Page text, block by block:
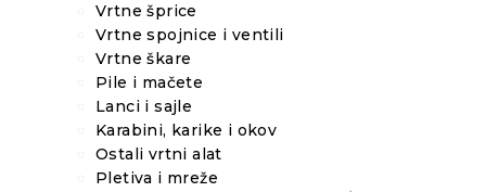
Vrtne šprice
Vrtne spojnice i ventili
Vrtne škare
Pile i mačete
Lanci i sajle
Karabini, karike i okov
Ostali vrtni alat
Pletiva i mreže